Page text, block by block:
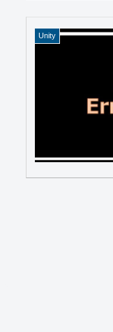
Unity